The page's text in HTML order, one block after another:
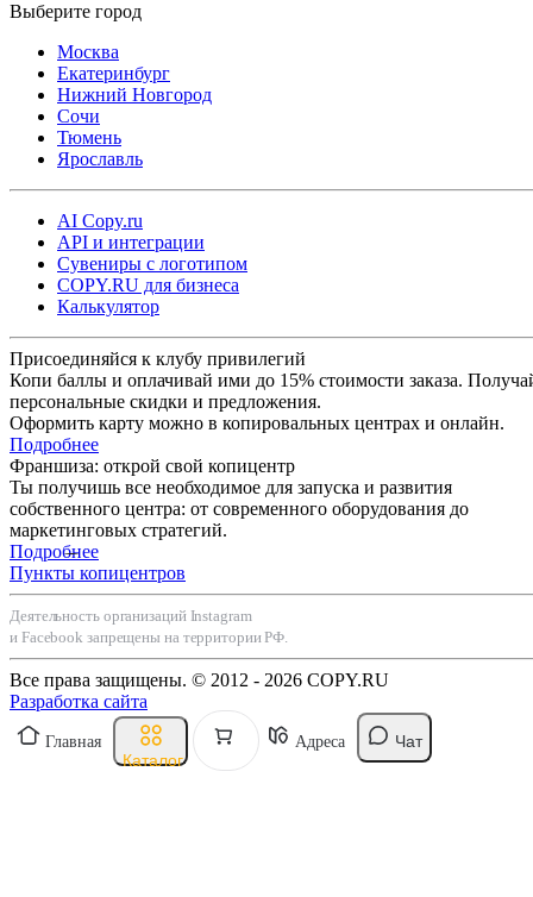
Москва
Екатеринбург
Нижний Новгород
Сочи
Тюмень
Ярославль
AI Copy.ru
API и интеграции
Сувениры с логотипом
COPY.RU для бизнеса
Калькулятор
Присоединяйся к клубу привилегий
Копи баллы и оплачивай ими до 15% стоимости заказа.
персональные скидки и предложения.
Оформить карту можно в копировальных центрах и онлайн.
Подробнее
Франшиза: открой свой копицентр
Ты получишь все необходимое для запуска и развития
собственного центра: от современного оборудования до
маркетинговых стратегий.
Подробнее
Пункты копицентров
Деятельность организаций Instagram
и Facebook запрещены на территории РФ.
Все права защищены. © 2012 - 2026 COPY.RU
Разработка сайта
Главная
Каталог
Адреса Чат